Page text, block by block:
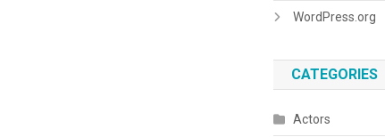
WordPress.org
CATEGORIES
Actors